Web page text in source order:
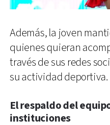
Además, la joven
quienes quieran
través de sus redes
su actividad deportiva.
El respaldo del
instituciones